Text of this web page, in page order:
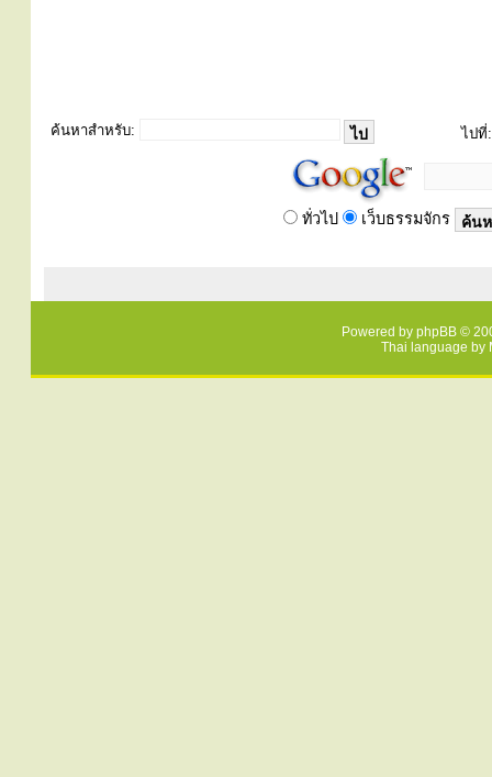
ค้นหาสำหรับ: ไปที่:
ทั่วไป เว็บธรรมจักร
Powered by phpBB ©
Thai language by